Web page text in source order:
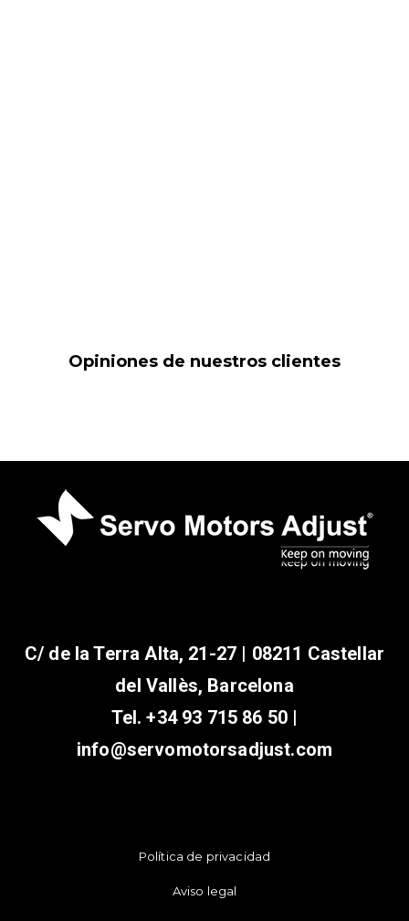
Opiniones de nuestros clientes
C/ de la Terra Alta, 21-27 | 08211 Castellar
del Vallès, Barcelona
Tel.+34 93 715 86 50 |
info@servomotorsadjust.com
Política de privacidad
Aviso legal